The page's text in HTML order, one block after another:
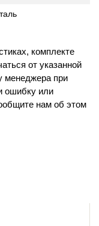
комплекте
от указанной
менеджера при
ошибку или
нам об этом